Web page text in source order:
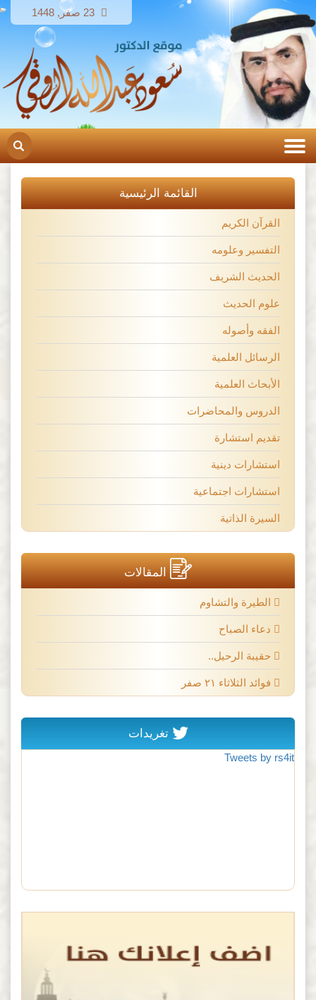
القائمة الرئيسية
القرآن الكريم
التفسير وعلومه
الحديث الشريف
علوم الحديث
الفقه وأصوله
الرسائل العلمية
الأبحاث العلمية
الدروس والمحاضرات
تقديم استشارة
استشارات دينية
استشارات اجتماعية
السيرة الذاتية
المقالات
الطيرة والتشاوم
دعاء الصباح
حقيبة الرحيل..
فوائد الثلاثاء ٢١ صفر
تغريدات
Tweets by rs4it